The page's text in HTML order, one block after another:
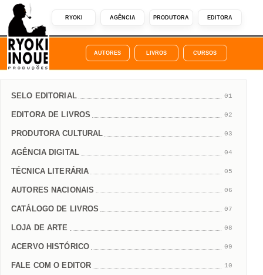
RYOKI AGÊNCIA PRODUTORA EDITORA
AUTORES LIVROS CURSOS
SELO EDITORIAL 01
EDITORA DE LIVROS 02
PRODUTORA CULTURAL 03
AGÊNCIA DIGITAL 04
TÉCNICA LITERÁRIA 05
AUTORES NACIONAIS 06
CATÁLOGO DE LIVROS 07
LOJA DE ARTE 08
ACERVO HISTÓRICO 09
FALE COM O EDITOR 10